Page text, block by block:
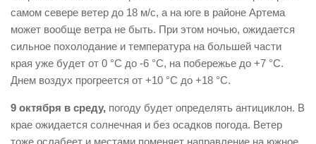
самом севере ветер до 18 м/с, а на юге в районе Артема
может вообще ветра не быть. При этом ночью, ожидается
сильное похолодание и температура на большей части
края уже будет от 0 °С до -6 °С, на побережье до +7 °С.
Днем воздух прогреется от +10 °С до +18 °С.
9 октября в среду, погоду будет определять антициклон. В
крае ожидается солнечная и без осадков погода. Ветер
тоже ослабеет и местами поменяет направление на южное